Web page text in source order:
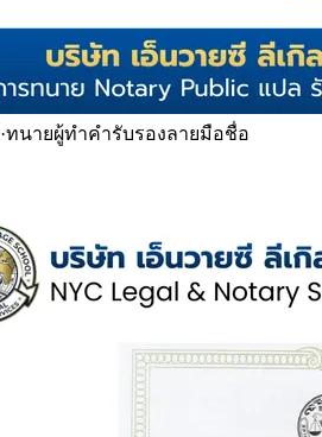
·ทนายผู้ทำคำรับรองลายมือชื่อ